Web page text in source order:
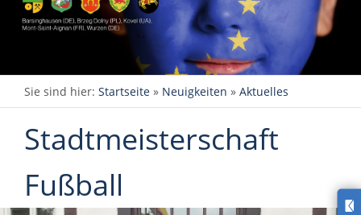
Sie sind hier: Startseite » Neuigkeiten » Aktuelles
Stadtmeisterschaft
Fußball